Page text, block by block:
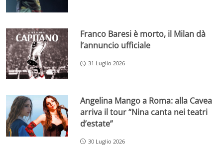
Franco Baresi è morto, il Milan dà
l’annuncio ufficiale
31 Luglio 2026
Angelina Mango a Roma: alla Cavea
arriva il tour “Nina canta nei teatri
d’estate”
30 Luglio 2026